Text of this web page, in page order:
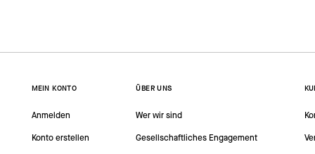
MEIN KONTO
Anmelden
Konto erstellen
ÜBER UNS
Wer wir sind
Gesellschaftliches Engagement